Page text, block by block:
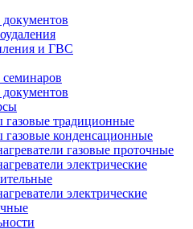
и ГВС
газовые традиционные
газовые конденсационные
газовые проточные
электрические
электрические